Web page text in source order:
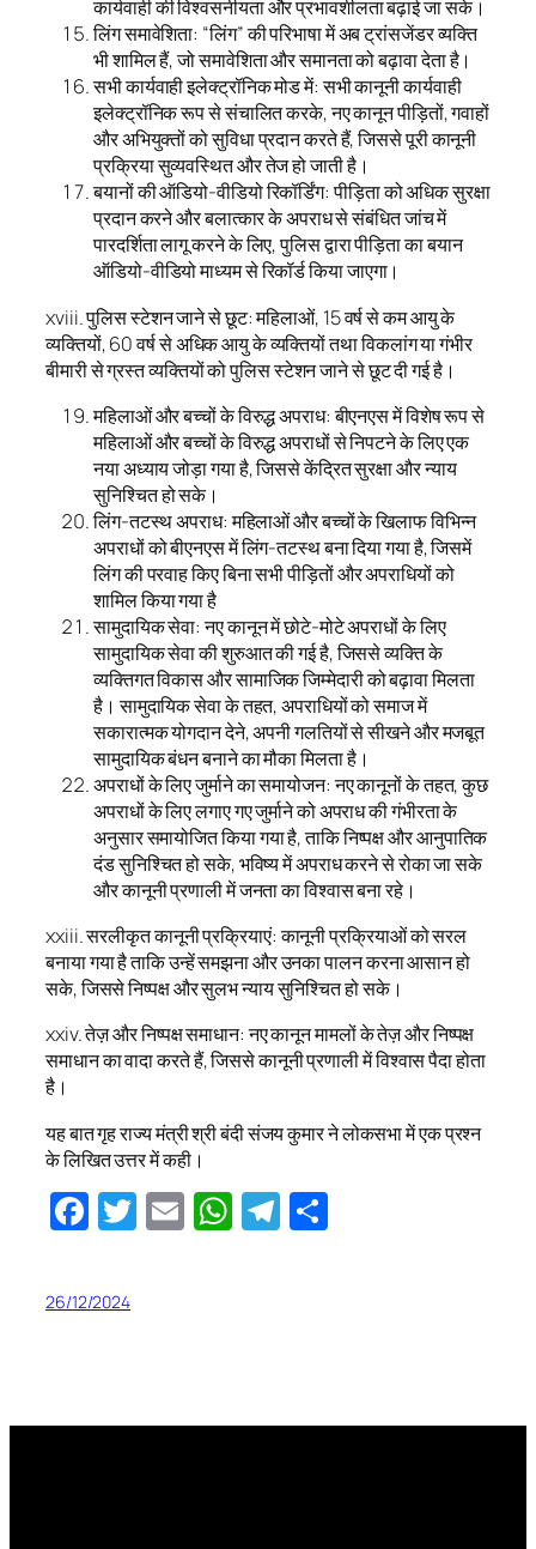
कार्यवाही की विश्वसनीयता और प्रभावशीलता बढ़ाई जा सके।
लिंग समावेशिता: “लिंग” की परिभाषा में अब ट्रांसजेंडर व्यक्ति
भी शामिल हैं, जो समावेशिता और समानता को बढ़ावा देता है।
सभी कार्यवाही इलेक्ट्रॉनिक मोड में: सभी कानूनी कार्यवाही
इलेक्ट्रॉनिक रूप से संचालित करके, नए कानून पीड़ितों, गवाहों
और अभियुक्तों को सुविधा प्रदान करते हैं, जिससे पूरी कानूनी
प्रक्रिया सुव्यवस्थित और तेज हो जाती है।
बयानों की ऑडियो-वीडियो रिकॉर्डिंग: पीड़िता को अधिक सुरक्षा
प्रदान करने और बलात्कार के अपराध से संबंधित जांच में
पारदर्शिता लागू करने के लिए, पुलिस द्वारा पीड़िता का बयान
ऑडियो-वीडियो माध्यम से रिकॉर्ड किया जाएगा।
xviii. पुलिस स्टेशन जाने से छूट: महिलाओं, 15 वर्ष से कम आयु के
व्यक्तियों, 60 वर्ष से अधिक आयु के व्यक्तियों तथा विकलांग या गंभीर
बीमारी से ग्रस्त व्यक्तियों को पुलिस स्टेशन जाने से छूट दी गई है।
महिलाओं और बच्चों के विरुद्ध अपराध: बीएनएस में विशेष रूप से
महिलाओं और बच्चों के विरुद्ध अपराधों से निपटने के लिए एक
नया अध्याय जोड़ा गया है, जिससे केंद्रित सुरक्षा और न्याय
सुनिश्चित हो सके।
लिंग-तटस्थ अपराध: महिलाओं और बच्चों के खिलाफ विभिन्न
अपराधों को बीएनएस में लिंग-तटस्थ बना दिया गया है, जिसमें
लिंग की परवाह किए बिना सभी पीड़ितों और अपराधियों को
शामिल किया गया है
सामुदायिक सेवा: नए कानून में छोटे-मोटे अपराधों के लिए
सामुदायिक सेवा की शुरुआत की गई है, जिससे व्यक्ति के
व्यक्तिगत विकास और सामाजिक जिम्मेदारी को बढ़ावा मिलता
है। सामुदायिक सेवा के तहत, अपराधियों को समाज में
सकारात्मक योगदान देने, अपनी गलतियों से सीखने और मजबूत
सामुदायिक बंधन बनाने का मौका मिलता है।
अपराधों के लिए जुर्माने का समायोजन: नए कानूनों के तहत, कुछ
अपराधों के लिए लगाए गए जुर्माने को अपराध की गंभीरता के
अनुसार समायोजित किया गया है, ताकि निष्पक्ष और आनुपातिक
दंड सुनिश्चित हो सके, भविष्य में अपराध करने से रोका जा सके
और कानूनी प्रणाली में जनता का विश्वास बना रहे।
xxiii. सरलीकृत कानूनी प्रक्रियाएं: कानूनी प्रक्रियाओं को सरल
बनाया गया है ताकि उन्हें समझना और उनका पालन करना आसान हो
सके, जिससे निष्पक्ष और सुलभ न्याय सुनिश्चित हो सके।
xxiv. तेज़ और निष्पक्ष समाधान: नए कानून मामलों के तेज़ और निष्पक्ष
समाधान का वादा करते हैं, जिससे कानूनी प्रणाली में विश्वास पैदा होता
है।
यह बात गृह राज्य मंत्री श्री बंदी संजय कुमार ने लोकसभा में एक प्रश्न
के लिखित उत्तर में कही।
Facebook
Twitter
EmailWhatsApp
Telegram
26/12/2024